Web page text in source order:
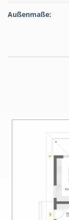
Außenmaße: